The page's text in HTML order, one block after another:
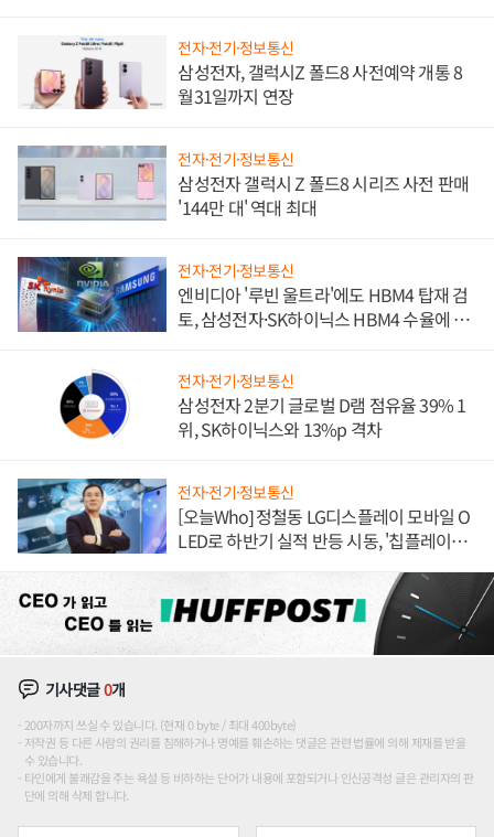
전자·전기·정보통신
삼성전자, 갤럭시Z 폴드8 사전예약 개통 8
월31일까지 연장
전자·전기·정보통신
삼성전자 갤럭시 Z 폴드8 시리즈 사전 판매
'144만 대' 역대 최대
전자·전기·정보통신
엔비디아 '루빈 울트라'에도 HBM4 탑재 검
토, 삼성전자·SK하이닉스 HBM4 수율에 주
전자·전기·정보통신
삼성전자 2분기 글로벌 D램 점유율 39% 1
위, SK하이닉스와 13%p 격차
전자·전기·정보통신
[오늘Who] 정철동 LG디스플레이 모바일 O
LED로 하반기 실적 반등 시동, '칩플레이
기사댓글0개
200자까지 쓰실 수 있습니다. (현재 0 byte / 최대 400byte)
저작권 등 다른 사람의 권리를 침해하거나 명예를 훼손하는 댓글은 관련 법률에 의해 제재를 받을
수 있습니다.
타인에게 불쾌감을 주는 욕설 등 비하하는 단어가 내용에 포함되거나 인신공격성 글은 관리자의 판
단에 의해 삭제 합니다.